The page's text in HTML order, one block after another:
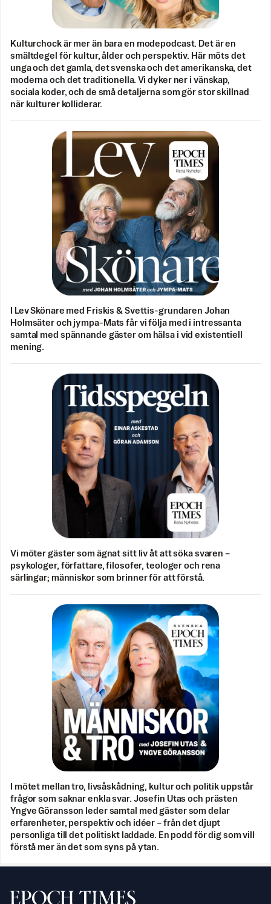
Kulturchock är mer än bara en modepodcast. Det är en
smältdegel för kultur, ålder och perspektiv. Här möts det
unga och det gamla, det svenska och det amerikanska, det
moderna och det traditionella. Vi dyker ner i vänskap,
sociala koder, och de små detaljerna som gör stor skillnad
när kulturer kolliderar.
I Lev Skönare med Friskis & Svettis-grundaren Johan
Holmsäter och jympa-Mats får vi följa med i intressanta
samtal med spännande gäster om hälsa i vid existentiell
mening.
Vi möter gäster som ägnat sitt liv åt att söka svaren –
psykologer, författare, filosofer, teologer och rena
särlingar; människor som brinner för att förstå.
I mötet mellan tro, livsåskådning, kultur och politik uppstår
frågor som saknar enkla svar. Josefin Utas och prästen
Yngve Göransson leder samtal med gäster som delar
erfarenheter, perspektiv och idéer – från det djupt
personliga till det politiskt laddade. En podd för dig som vill
förstå mer än det som syns på ytan.
Svenska Epoch Times